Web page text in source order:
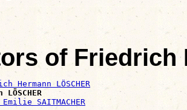
of Friedrich
Hermann LÖSCHER
SAITMACHER